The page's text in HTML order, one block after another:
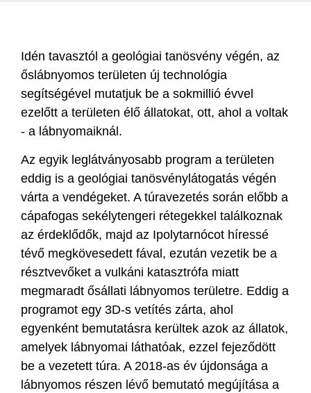
Idén tavasztól a geológiai tanösvény végén, az
őslábnyomos területen új technológia
segítségével mutatjuk be a sokmillió évvel
ezelőtt a területen élő állatokat, ott, ahol a voltak
- a lábnyomaiknál.
Az egyik leglátványosabb program a területen
eddig is a geológiai tanösvénylátogatás végén
várta a vendégeket. A túravezetés során előbb a
cápafogas sekélytengeri rétegekkel találkoznak
az érdeklődők, majd az Ipolytarnócot híressé
tévő megkövesedett fával, ezután vezetik be a
résztvevőket a vulkáni katasztrófa miatt
megmaradt ősállati lábnyomos területre. Eddig a
programot egy 3D-s vetítés zárta, ahol
egyenként bemutatásra kerültek azok az állatok,
amelyek lábnyomai láthatóak, ezzel fejeződött
be a vezetett túra. A 2018-as év újdonsága a
lábnyomos részen lévő bemutató megújítása a